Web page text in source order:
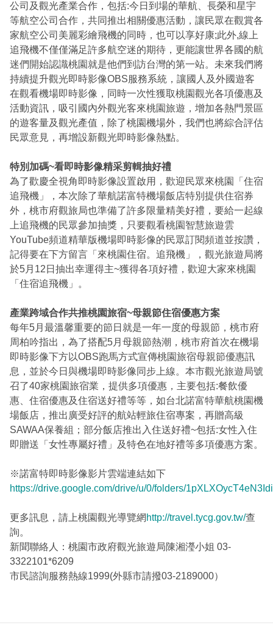
公司及觀光產業合作，包括:今日到場的華航、長榮和星宇
等航空公司合作，共同推出相關優惠活動，讓民眾在觀賞各
家航空公司美麗彩繪飛機的同時，也可以享好康;此外,線上
追飛機不僅僅滿足許多航空迷的期待，更能讓世界各國的航
迷們開始認識桃園就是他們到訪台灣的第一站。未來我們將
持續提升觀光即時影像OBS服務系統，讓國人及外國遊客
在觀看機場即時影像，同時一次性獲取桃園觀光各項優惠及
活動資訊，吸引國內外觀光客來桃園旅遊，增加各熱門景區
的遊客量及觀光產值，除了桃園機場外，我們也將綜合評估
民眾意見，再增設新觀光即時影像熱點。
特別加碼~看即時影像精采剪輯抽好禮
為了歡慶全視角即時影像設置啟用，歡迎民眾來桃園「住宿
追飛機」，本次除了華航諾富特機場飯店特別提供住宿券
外，桃市府觀旅局也準備了許多限量精美好禮，要給一起線
上追飛機的民眾參加抽獎，只要觀看桃園智慧旅遊雲
YouTube頻道精華版機場即時影像的民眾訂閱頻道並按讚，
記得要在下方留言「來桃園住宿。追飛機」，觀光旅遊局將
於5月12日抽出幸運得主~獲得各項好禮，歡迎大家來桃園
「住宿追飛機」。
產業跨域合作共推桃園旅宿~母親節住宿優惠方案
每年5月最溫馨重要的節日就是一年一度的母親節，桃市府
周柏吟指出，為了搭配5月母親節熱潮，桃市府首次在機場
即時影像下方以OBS跑馬方式宣傳桃園旅宿母親節優惠訊
息，並於今日與機場即時影像同步上線。本市觀光旅遊局號
召了40家桃園旅宿業，提供多項優惠，主要包括:餐飲優
惠、住宿優惠及住宿送好禮等等，如台北諾富特華航桃園機
場飯店，推出廣受好評的航站輕旅住宿專案，再贈高級
SAWAA保養組；部分飯店推出入住送好禮~包括:女性入住
即贈送「女性專屬好禮」及特色在地好禮等多項優惠方案。
※諾富特即時影像影片雲端連結如下
https://drive.google.com/drive/u/0/folders/
更多訊息，請上桃園觀光導覽網 http://travel.tycg.gov.tw/查
詢。
新聞聯絡人：桃園市政府觀光旅遊局陳湘瀅小姐 03-
3322101*6209
市民諮詢服務熱線1999(外縣市請撥03-2189000）